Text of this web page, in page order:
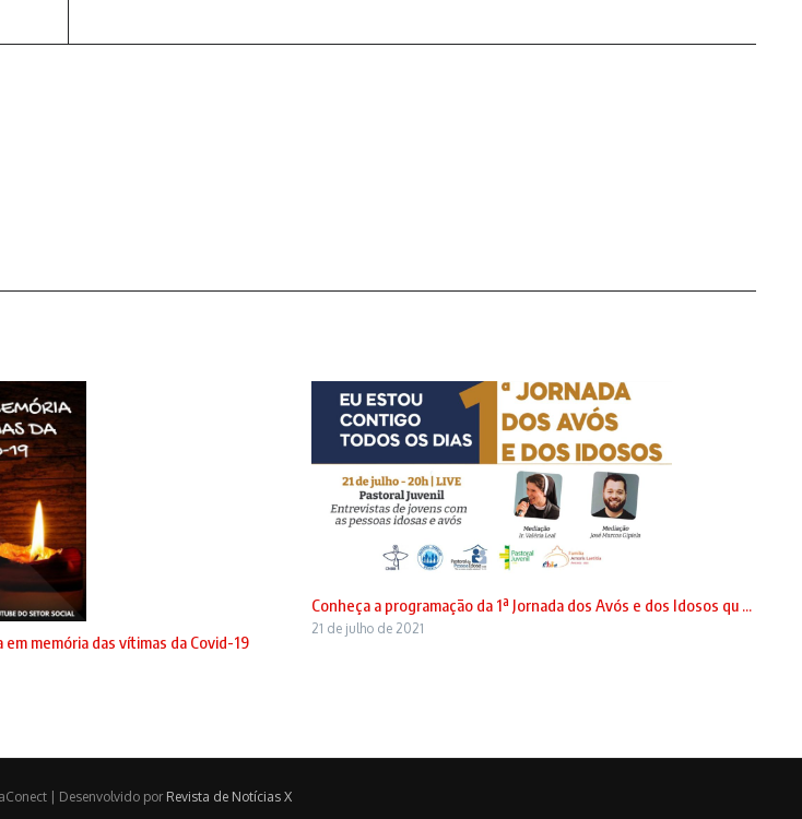
em memória das vítimas da Covid-19
Conheça a programação da 1ª Jornada dos Avós e dos Idosos qu ...
21 de julho de 2021
| Desenvolvido por Revista de Notícias X